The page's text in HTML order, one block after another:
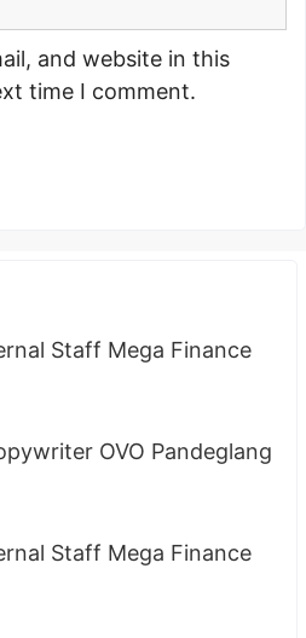
and website in this
time I comment.
Staff Mega Finance
OVO Pandeglang
Staff Mega Finance